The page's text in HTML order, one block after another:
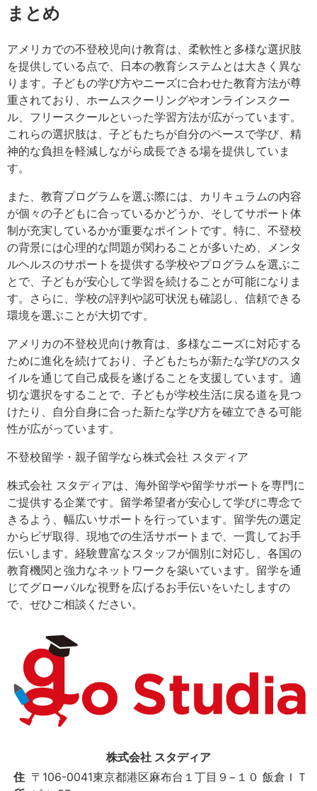
まとめ
アメリカでの不登校児向け教育は、柔軟性と多様な選択肢
を提供している点で、日本の教育システムとは大きく異な
ります。子どもの学び方やニーズに合わせた教育方法が尊
重されており、ホームスクーリングやオンラインスクー
ル、フリースクールといった学習方法が広がっています。
これらの選択肢は、子どもたちが自分のペースで学び、精
神的な負担を軽減しながら成長できる場を提供していま
す。
また、教育プログラムを選ぶ際には、カリキュラムの内容
が個々の子どもに合っているかどうか、そしてサポート体
制が充実しているかが重要なポイントです。特に、不登校
の背景には心理的な問題が関わることが多いため、メンタ
ルヘルスのサポートを提供する学校やプログラムを選ぶこ
とで、子どもが安心して学習を続けることが可能になりま
す。さらに、学校の評判や認可状況も確認し、信頼できる
環境を選ぶことが大切です。
アメリカの不登校児向け教育は、多様なニーズに対応する
ために進化を続けており、子どもたちが新たな学びのスタ
イルを通じて自己成長を遂げることを支援しています。適
切な選択をすることで、子どもが学校生活に戻る道を見つ
けたり、自分自身に合った新たな学び方を確立できる可能
性が広がっています。
不登校留学・親子留学なら株式会社 スタディア
株式会社 スタディアは、海外留学や留学サポートを専門に
ご提供する企業です。留学希望者が安心して学びに専念で
きるよう、幅広いサポートを行っています。留学先の選定
からビザ取得、現地での生活サポートまで、一貫してお手
伝いします。経験豊富なスタッフが個別に対応し、各国の
教育機関と強力なネットワークを築いています。留学を通
じてグローバルな視野を広げるお手伝いをいたしますの
で、ぜひご相談ください。
株式会社 スタディア
住 〒106-0041東京都港区麻布台１丁目９−１０ 飯倉ＩＴ